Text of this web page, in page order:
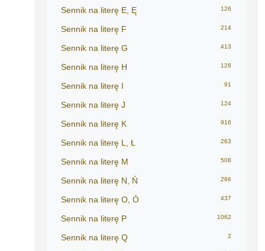
Sennik na literę E, Ę 126
Sennik na literę F 214
Sennik na literę G 413
Sennik na literę H 128
Sennik na literę I 91
Sennik na literę J 124
Sennik na literę K 916
Sennik na literę L, Ł 263
Sennik na literę M 508
Sennik na literę N, Ń 266
Sennik na literę O, Ó 437
Sennik na literę P 1062
Sennik na literę Q 2